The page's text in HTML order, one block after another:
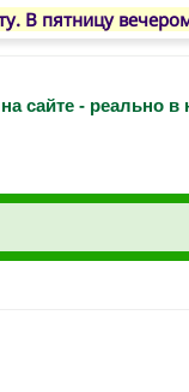
В пятницу
сайте - реально